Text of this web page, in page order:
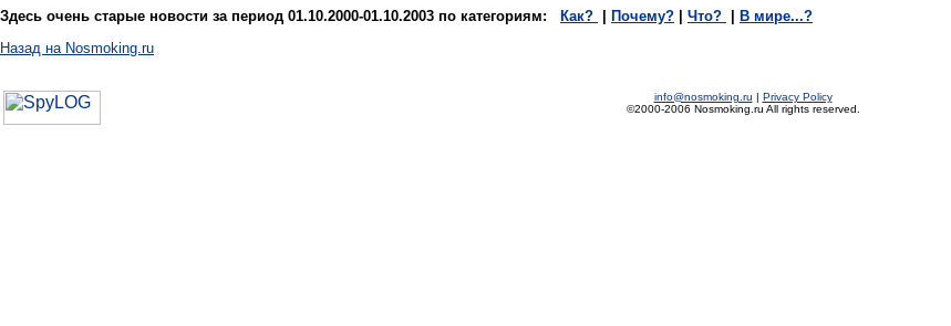
Здесь очень старые новости за период 01.10.2000-01.10.2003 по категориям: Как? Почему? Что?
В мире...?
Назад на Nosmoking.ru
info@nosmoking.ru | Privacy Policy
©2000-2006 Nosmoking.ru All rights reserved.